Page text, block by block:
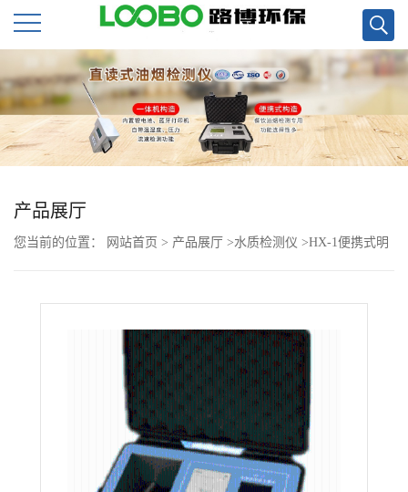
公
司
首
页
公
产品展厅
您当前的位置： 网站首页 > 产品展厅 >水质检测仪 >HX-1便携式明